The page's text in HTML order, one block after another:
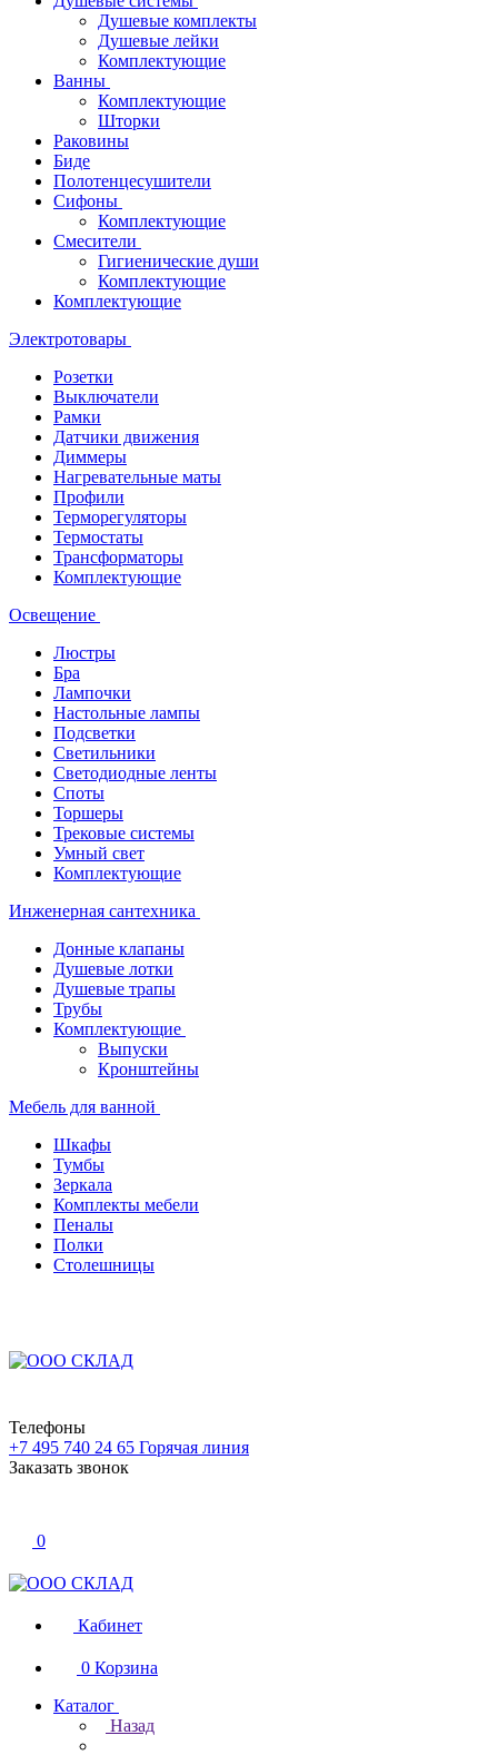
Душевые комплекты
Душевые лейки
Комплектующие
Ванны
Комплектующие
Шторки
Раковины
Биде
Полотенцесушители
Сифоны
Комплектующие
Смесители
Гигиенические души
Комплектующие
Комплектующие
Электротовары
Розетки
Выключатели
Рамки
Датчики движения
Диммеры
Нагревательные маты
Профили
Терморегуляторы
Термостаты
Трансформаторы
Комплектующие
Освещение
Люстры
Бра
Лампочки
Настольные лампы
Подсветки
Светильники
Светодиодные ленты
Споты
Торшеры
Трековые системы
Умный свет
Комплектующие
Инженерная сантехника
Донные клапаны
Душевые лотки
Душевые трапы
Трубы
Комплектующие
Выпуски
Кронштейны
Мебель для ванной
Шкафы
Тумбы
Зеркала
Комплекты мебели
Пеналы
Полки
Столешницы
Телефоны
+7 495 740 24 65 Горячая линия
Заказать звонок
0
Кабинет
0 Корзина
Каталог
Назад